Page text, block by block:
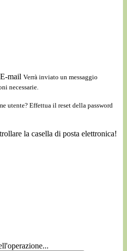
E-mail Verrà inviato un messaggio
necessarie.
utente? Effettua il reset della password
la casella di posta elettronica!